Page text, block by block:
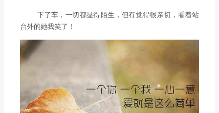
下了车，一切都显得陌生，但有觉得很亲切，看着站
台外的她我笑了！